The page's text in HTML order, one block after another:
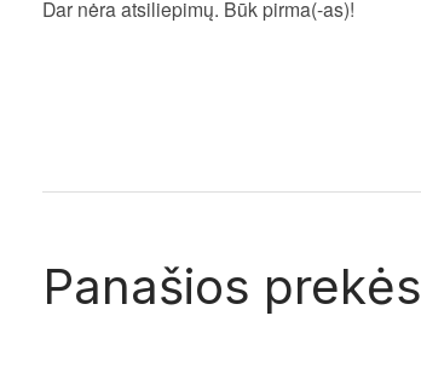
Panašios prekės